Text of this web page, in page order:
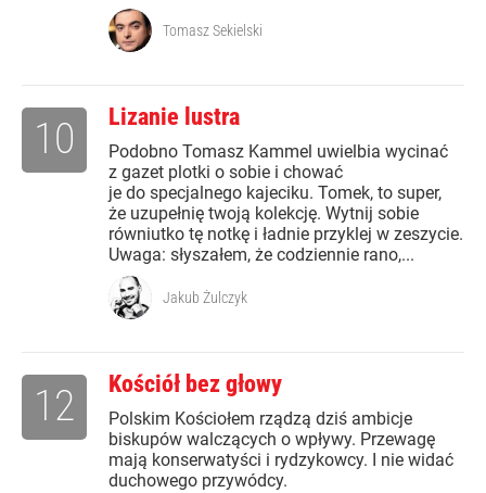
Tomasz Sekielski
Lizanie lustra
Podobno Tomasz Kammel uwielbia wycinać
z gazet plotki o sobie i chować
je do specjalnego kajeciku. Tomek, to super,
że uzupełnię twoją kolekcję. Wytnij sobie
równiutko tę notkę i ładnie przyklej w zeszycie.
Uwaga: słyszałem, że codziennie rano,...
10
Jakub Żulczyk
Kościół bez głowy
Polskim Kościołem rządzą dziś ambicje
biskupów walczących o wpływy. Przewagę
mają konserwatyści i rydzykowcy. I nie widać
duchowego przywódcy.
12